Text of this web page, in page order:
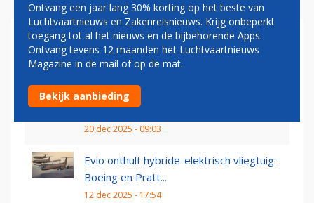
TECHNOLOGIE
Boeing vraagt vrijstelling bij FAA wegens
hoge vraag...
20 dec 2025 - 09:03
Evio onthult hybride-elektrisch vliegtuig:
Boeing en Pratt...
12 dec 2025 - 17:54
Ontvang een jaar lang 30% korting op het beste van
Luchtvaartnieuws en Zakenreisnieuws. Krijg onbeperkt
toegang tot al het nieuws en de bijbehorende Apps.
Ontvang tevens 12 maanden het Luchtvaartnieuws
Magazine in de mail of op de mat.
Bekijk aanbieding